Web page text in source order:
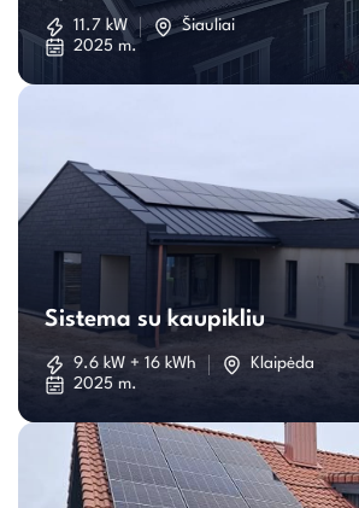
elektrinė
11.7 kW
Šiauliai
2025 m.
Sistema
su
kaupikliu
Sistema su kaupikliu
9.6 kW + 16 kWh
Klaipėda
2025 m.